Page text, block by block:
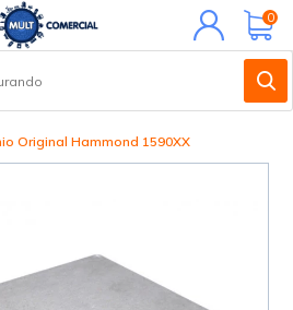
Minha
conta
0
Original Hammond 1590XX